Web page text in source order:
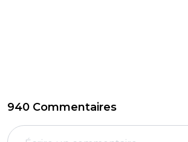
940 Commentaires